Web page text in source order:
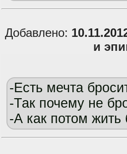
Добавлено:
и
-Есть мечта
-Так почему не
-А как потом жить